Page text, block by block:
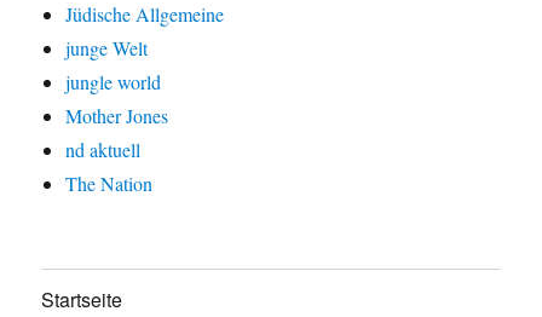
Jüdische Allgemeine
junge Welt
jungle world
Mother Jones
nd aktuell
The Nation
Startseite